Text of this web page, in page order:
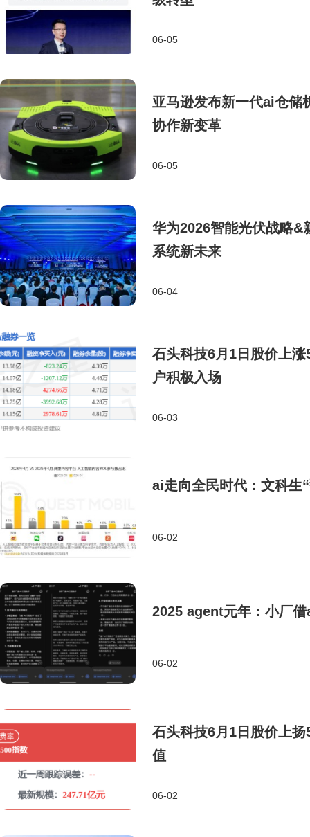
06-05
亚马逊发布新一代ai仓储
协作新变革
06-05
华为2026智能光伏战略&
系统新未来
06-04
石头科技6月1日股价上
户积极入场
06-03
ai走向全民时代：文科生
06-02
2025 agent元年：小厂
06-02
石头科技6月1日股价上
值
06-02